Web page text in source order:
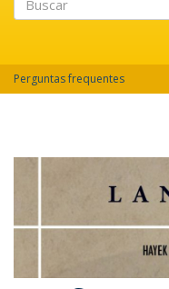
Perguntas frequentes